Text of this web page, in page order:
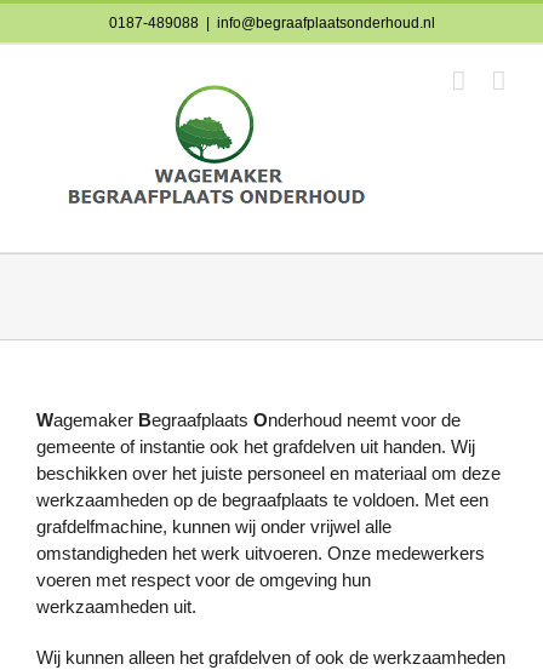
to
0187-489088 info@begraafplaatsonderhoud.nl
Wagemaker Begraafplaats Onderhoud neemt voor de
gemeente of instantie ook het grafdelven uit handen. Wij
beschikken over het juiste personeel en materiaal om deze
werkzaamheden op de begraafplaats te voldoen. Met een
grafdelfmachine, kunnen wij onder vrijwel alle
omstandigheden het werk uitvoeren. Onze medewerkers
voeren met respect voor de omgeving hun
werkzaamheden uit.
Wij kunnen alleen het grafdelven of ook de werkzaamheden